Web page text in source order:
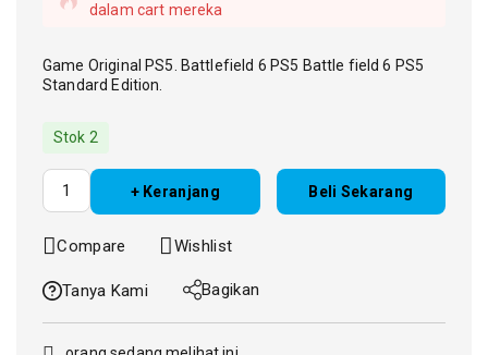
dalam cart mereka
Game Original PS5. Battlefield 6 PS5 Battle field 6 PS5
Standard Edition.
Stok 2
+ Keranjang Beli Sekarang
Compare Wishlist
Tanya Kami Bagikan